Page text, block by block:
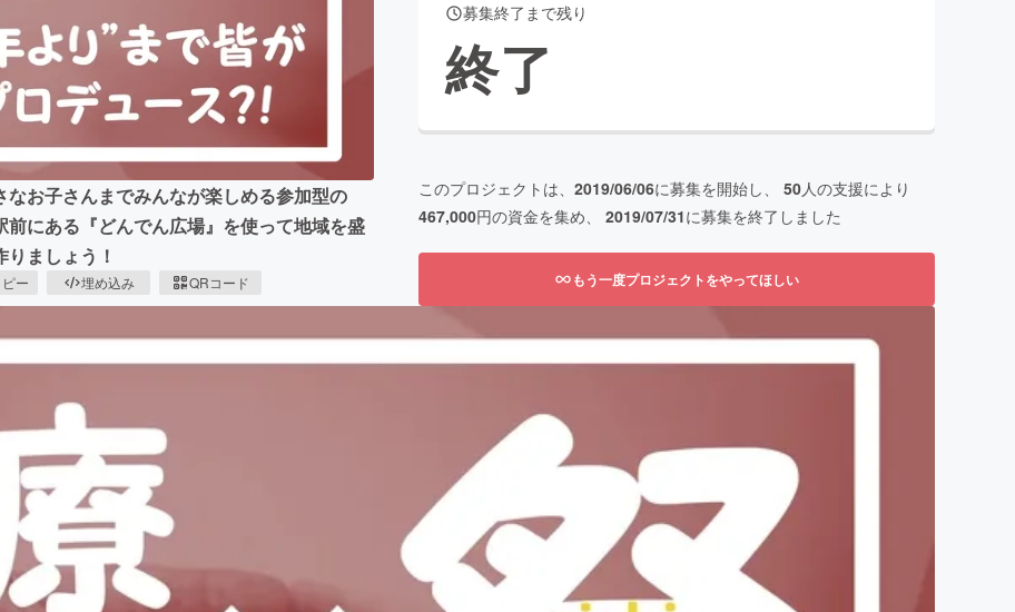
CAMPFIRE for Social Good CAMPFIRE Creation
CAMPFIREふるさと納税machi-ya
なお子さんまでみんなが楽しめる参加型の
前にある『どんでん広場』を使って地域を盛
ましょう！
ー 埋め込み QRコード
募集終了まで残り
終了
このプロジェクトは、 2019/06/06に募集を開始し、 50人の支援により
467,000円の資金を集め、 2019/07/31に募集を終了しました
もう一度プロジェクトをやってほしい